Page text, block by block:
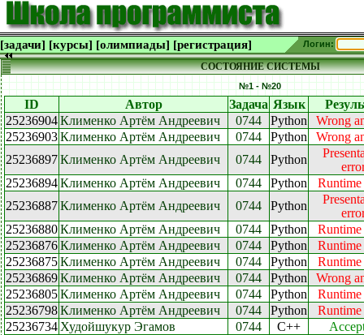
[задачи] [курсы] [олимпиады] [регистрация] Логин:
СОСТОЯНИЕ СИСТЕМЫ
№1 - №20
ID Автор Задача Язык
25236904Клименко Артём Андреевич 0744 Python
Wrong
25236903Клименко Артём Андреевич 0744 Python
Wrong
25236897Клименко Артём Андреевич 0744 Python
25236894Клименко Артём Андреевич 0744 Python
Runtime
25236887Клименко Артём Андреевич 0744 Python
25236880Клименко Артём Андреевич 0744 Python
Runtime
25236876Клименко Артём Андреевич 0744 Python
Runtime
25236875Клименко Артём Андреевич 0744 Python
Runtime
25236869Клименко Артём Андреевич 0744 Python
Wrong
25236805Клименко Артём Андреевич 0744 Python
Runtime
25236798Клименко Артём Андреевич 0744 Python
Runtime
25236734 Худойшукур Эгамов 0744 C++